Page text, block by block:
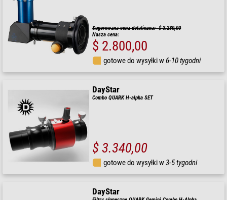
Sugerowana cena detaliczna: $ 3.230,00
Nasza cena:
$ 2.800,00
gotowe do wysyłki w6-10 tygodni
DayStar
Combo QUARK H-alpha SET
$ 3.340,00
gotowe do wysyłki w3-5 tygodni
DayStar